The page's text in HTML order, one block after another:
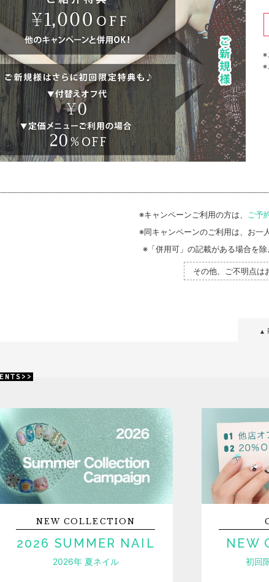
※
※
※キャンペーンご利用の方は、 ご予
※同キャンペーンのご利用は、お一
※「併用可」の記載がある場合を
その他、ご不明点は
▲
NEWCOLLECTION
2026 SUMMER NAIL
2026年 夏ネイル
NEW
初回